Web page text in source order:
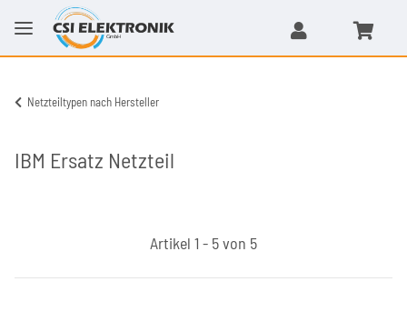
Netzteiltypen nach Hersteller
IBM Ersatz Netzteil
Artikel 1 - 5 von 5